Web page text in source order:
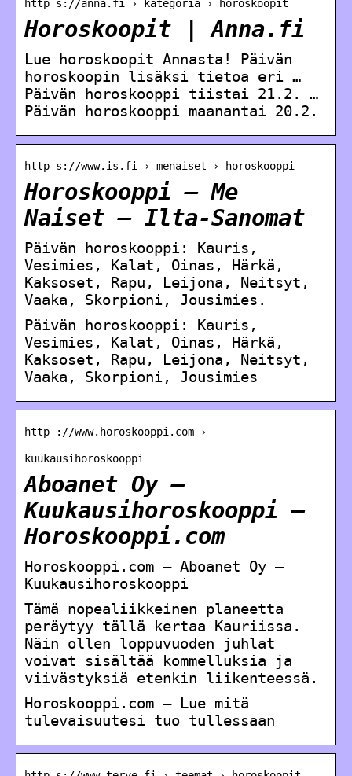
http s://anna.fi › kategoria › horoskoopit
Horoskoopit | Anna.fi
Lue horoskoopit Annasta! Päivän
horoskoopin lisäksi tietoa eri …
Päivän horoskooppi tiistai 21.2. …
Päivän horoskooppi maanantai 20.2.
http s://www.is.fi › menaiset › horoskooppi
Horoskooppi – Me
Naiset – Ilta-Sanomat
Päivän horoskooppi: Kauris,
Vesimies, Kalat, Oinas, Härkä,
Kaksoset, Rapu, Leijona, Neitsyt,
Vaaka, Skorpioni, Jousimies.
Päivän horoskooppi: Kauris,
Vesimies, Kalat, Oinas, Härkä,
Kaksoset, Rapu, Leijona, Neitsyt,
Vaaka, Skorpioni, Jousimies
http ://www.horoskooppi.com ›
kuukausihoroskooppi
Aboanet Oy –
Kuukausihoroskooppi –
Horoskooppi.com
Horoskooppi.com – Aboanet Oy –
Kuukausihoroskooppi
Tämä nopealiikkeinen planeetta
peräytyy tällä kertaa Kauriissa.
Näin ollen loppuvuoden juhlat
voivat sisältää kommelluksia ja
viivästyksiä etenkin liikenteessä.
Horoskooppi.com – Lue mitä
tulevaisuutesi tuo tullessaan